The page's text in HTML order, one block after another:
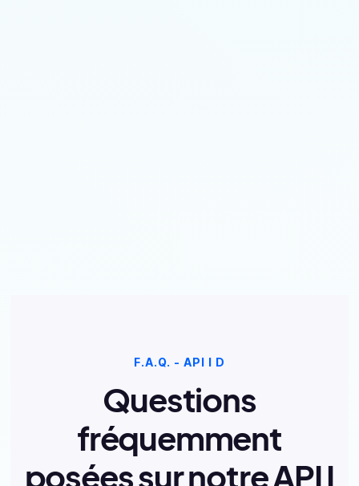
F.A.Q. - API I D
Questions
fréquemment
posées sur notre API I